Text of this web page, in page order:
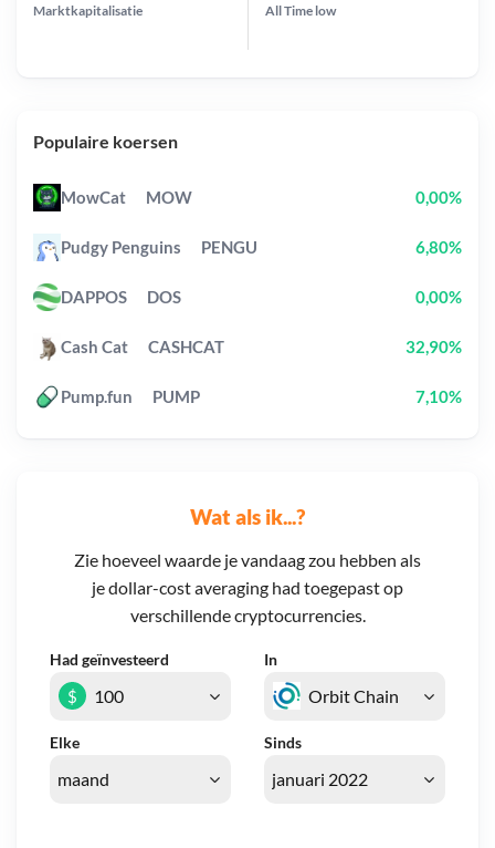
Wat als ik...?
Zie hoeveel waarde je vandaag zou hebben als
je dollar-cost averaging had toegepast op
verschillende cryptocurrencies.
Had geïnvesteerd In
Elke Sinds
$
Marktkapitalisatie All Time low
Populaire koersen
MowCat MOW 0,00%
Pudgy Penguins PENGU 6,80%
DAPPOS DOS 0,00%
Cash Cat CASHCAT 32,90%
Pump.fun PUMP 7,10%